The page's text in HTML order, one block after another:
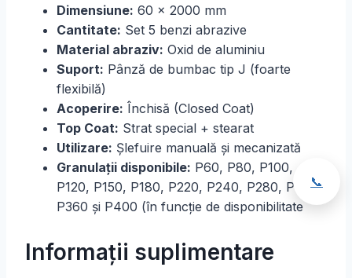
Dimensiune: 60 × 2000 mm
Cantitate: Set 5 benzi abrazive
Material abraziv: Oxid de aluminiu
Suport: Pânză de bumbac tip J (foarte
flexibilă)
Acoperire: Închisă (Closed Coat)
Top Coat: Strat special + stearat
Utilizare: Șlefuire manuală și mecanizată
Granulații disponibile: P60, P80, P100,
P120, P150, P180, P220, P240, P280, P320,
P360 și P400 (în funcție de disponibilitate
Informații suplimentare
📞